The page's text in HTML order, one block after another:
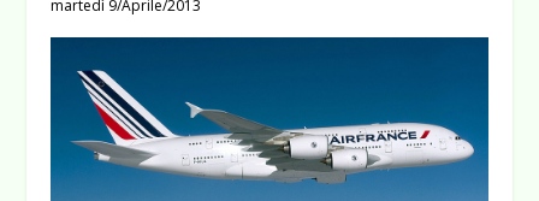
martedì 9/Aprile/2013